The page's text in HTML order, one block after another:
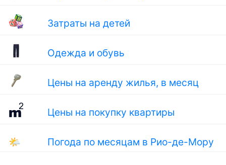
Затраты на детей
Одежда и обувь
Цены на аренду жилья, в месяц
Цены на покупку квартиры
🌤 Погода по месяцам в Рио-де-Мору